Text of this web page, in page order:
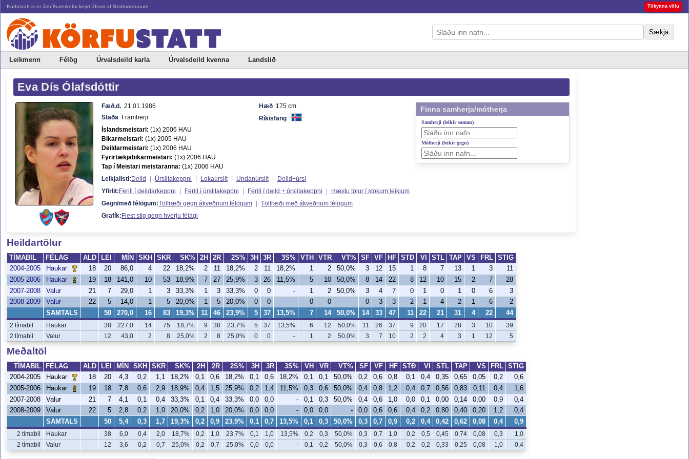
Körfustatt.is er ástríðuverkefni keyrt áfram af Stattnördunum Tilkynna villu
Sækja
Leikmenn Félög Úrvalsdeild karla Úrvalsdeild kvenna Landslið
Eva Dís Ólafsdóttir
Fæð.d. 21.01.1986 Hæð 175 cm
Staða Framherji
Ríkisfang
Íslandsmeistari: (1x) 2006 HAU
Bikarmeistari: (1x) 2005 HAU
Deildarmeistari: (1x) 2006 HAU
Fyrirtækjabikarmeistari: (1x) 2006 HAU
Tap í Meistari meistaranna: (1x) 2006 HAU
Leikjalisti:Deild | Úrslitakeppni | Lokaúrslit | Undanúrslit |
Deild+úrsl
Yfirlit:Ferill í deildarkeppni | Ferill í úrslitakeppni | Ferill í deild + úrslitakeppni |
Hæstu tölur í stökum leikjum
Gegn/með félögum:Tölfræði gegn ákveðnum félögum | Tölfræði með ákveðnum félögum
Grafík:Flest stig gegn hverju félagi
Finna samherja/mótherja
Samherji (leikir saman)
Mótherji (leikir gegn)
Heildartölur
TÍMABIL FÉLAG ALD LEI MÍN SKH SKR SK% 2H 2R 2S% 3H 3R 3S% VTH VTR VT% SF VF HF STÐ VI STL TAP VS FRL
STIG
2004-2005
Haukar 18 20 86,0 4 22 18,2% 2 11 18,2% 2 11 18,2% 1 2 50,0% 3 12 15 1 8 7 13 1 3
11
2005-2006
Haukar 19 18 141,0 10 53 18,9% 7 27 25,9% 3 26 11,5% 5 10 50,0% 8 14 22 8 12 10 15 2 7
28
2007-2008
Valur 21 7 29,0 1 3 33,3% 1 3 33,3% 0 0 - 1 2 50,0% 3 4 7 0 1 0 1 0 6
3
2008-2009
Valur 22 5 14,0 1 5 20,0% 1 5 20,0% 0 0 - 0 0 - 0 3 3 2 1 4 2 1 6 2
SAMTALS 50 270,0 16 83 19,3% 11 46 23,9% 5 37 13,5% 7 14 50,0% 14 33 47 11 22 21 31 4 22 44
2 tímabil Haukar 38 227,0 14 75 18,7% 9 38 23,7% 5 37 13,5% 6 12 50,0% 11 26 37 9 20 17 28 3 10
39
2 tímabil
Valur 12 43,0 2 8 25,0% 2 8 25,0% 0 0 - 1 2 50,0% 3 7 10 2 2 4 3 1 12 5
Meðaltöl
TÍMABIL FÉLAG ALD LEI MÍN SKH SKR SK% 2H 2R 2S% 3H 3R 3S% VH VR VT% SF VF HF STÐ VI STL TAP VS FRL
STIG
2004-2005
Haukar 18 20 4,3 0,2 1,1 18,2% 0,1 0,6 18,2% 0,1 0,6 18,2% 0,1 0,1 50,0% 0,2 0,6 0,8 0,1 0,4 0,35 0,65 0,05 0,2
0,6
2005-2006
Haukar 19 18 7,8 0,6 2,9 18,9% 0,4 1,5 25,9% 0,2 1,4 11,5% 0,3 0,6 50,0% 0,4 0,8 1,2 0,4 0,7 0,56 0,83 0,11 0,4
1,6
2007-2008
Valur 21 7 4,1 0,1 0,4 33,3% 0,1 0,4 33,3% 0,0 0,0 - 0,1 0,3 50,0% 0,4 0,6 1,0 0,0 0,1 0,00 0,14 0,00 0,9
0,4
2008-2009
Valur 22 5 2,8 0,2 1,0 20,0% 0,2 1,0 20,0% 0,0 0,0 - 0,0 0,0 - 0,0 0,6 0,6 0,4 0,2 0,80 0,40 0,20 1,2 0,4
SAMTALS 50 5,4 0,3 1,7 19,3% 0,2 0,9 23,9% 0,1 0,7 13,5% 0,1 0,3 50,0% 0,3 0,7 0,9 0,2 0,4 0,42 0,62 0,08 0,4 0,9
2 tímabil Haukar 38 6,0 0,4 2,0 18,7% 0,2 1,0 23,7% 0,1 1,0 13,5% 0,2 0,3 50,0% 0,3 0,7 1,0 0,2 0,5 0,45 0,74 0,08 0,3
1,0
2 tímabil
Valur 12 3,6 0,2 0,7 25,0% 0,2 0,7 25,0% 0,0 0,0 - 0,1 0,2 50,0% 0,3 0,6 0,8 0,2 0,2 0,33 0,25 0,08 1,0 0,4